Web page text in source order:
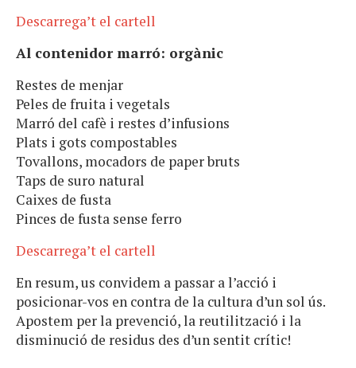
Descarrega’t el cartell
Al contenidor marró: orgànic
Restes de menjar
Peles de fruita i vegetals
Marró del cafè i restes d’infusions
Plats i gots compostables
Tovallons, mocadors de paper bruts
Taps de suro natural
Caixes de fusta
Pinces de fusta sense ferro
Descarrega’t el cartell
En resum, us convidem a passar a l’acció i
posicionar-vos en contra de la cultura d’un sol ús.
Apostem per la prevenció, la reutilització i la
disminució de residus des d’un sentit crític!